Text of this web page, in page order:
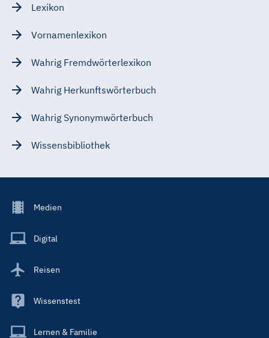
Lexikon
Vornamenlexikon
Wahrig Fremdwörterlexikon
Wahrig Herkunftswörterbuch
Wahrig Synonymwörterbuch
Wissensbibliothek
Footer
Main
Medien
Digital
Reisen
Wissenstest
Lernen & Familie